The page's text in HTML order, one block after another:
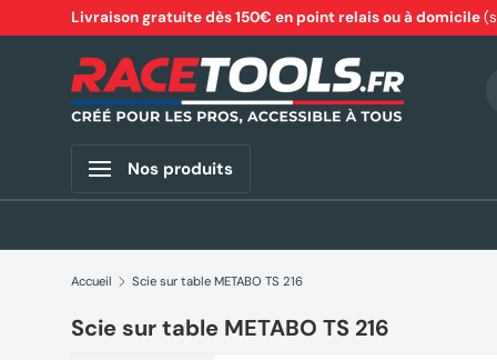
Aller au contenu
Livraison gratuite dès 150€ en point relais ou à domicile
Nos produits
Accueil Scie sur table METABO TS 216
Scie sur table METABO TS 216